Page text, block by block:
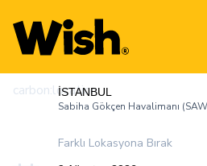
carbon:location
İSTANBUL
Sabiha Gökçen Havalimanı
Farklı Lokasyona Bırak